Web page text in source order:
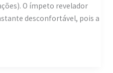
O ímpeto revelador
desconfortável, pois a